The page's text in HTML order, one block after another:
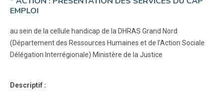
EMPLOI
au sein de la cellule handicap de la DHRAS Grand Nord
(Département des Ressources Humaines et de l’Action Sociale
Délégation Interrégionale) Ministère de la Justice
Descriptif :